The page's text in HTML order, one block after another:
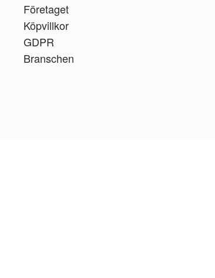
Företaget
Köpvillkor
GDPR
Branschen